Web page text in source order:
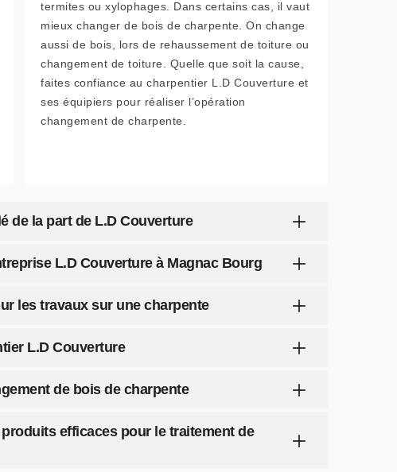
termites ou xylophages. Dans certains cas, il vaut
mieux changer de bois de charpente. On change
aussi de bois, lors de rehaussement de toiture ou
changement de toiture. Quelle que soit la cause,
faites confiance au charpentier L.D Couverture et
ses équipiers pour réaliser l’opération
changement de charpente.
de la part de L.D Couverture
L.D Couverture à Magnac Bourg
les travaux sur une charpente
L.D Couverture
de bois de charpente
efficaces pour le traitement de